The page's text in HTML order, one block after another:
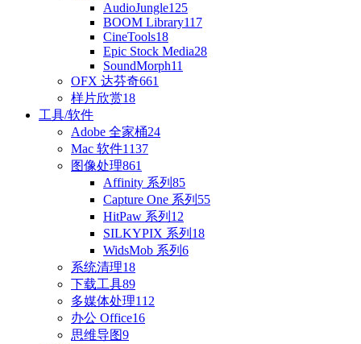
AudioJungle125
BOOM Library117
CineTools18
Epic Stock Media28
SoundMorph11
OFX 达芬奇661
样片欣赏18
工具/软件
Adobe 全家桶24
Mac 软件1137
图像处理861
Affinity 系列 85
Capture One 系列 55
HitPaw 系列 12
SILKYPIX 系列 18
WidsMob 系列 6
系统清理18
下载工具89
多媒体处理112
办公 Office16
思维导图9